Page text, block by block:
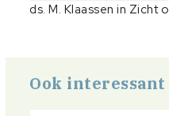
ds. M. Klaassen in
Ook interessant